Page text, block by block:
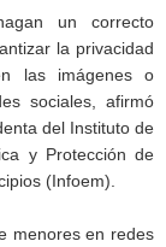
un correcto
la privacidad
las imágenes o
sociales, afirmó
del Instituto de
y Protección de
(Infoem).
menores en redes